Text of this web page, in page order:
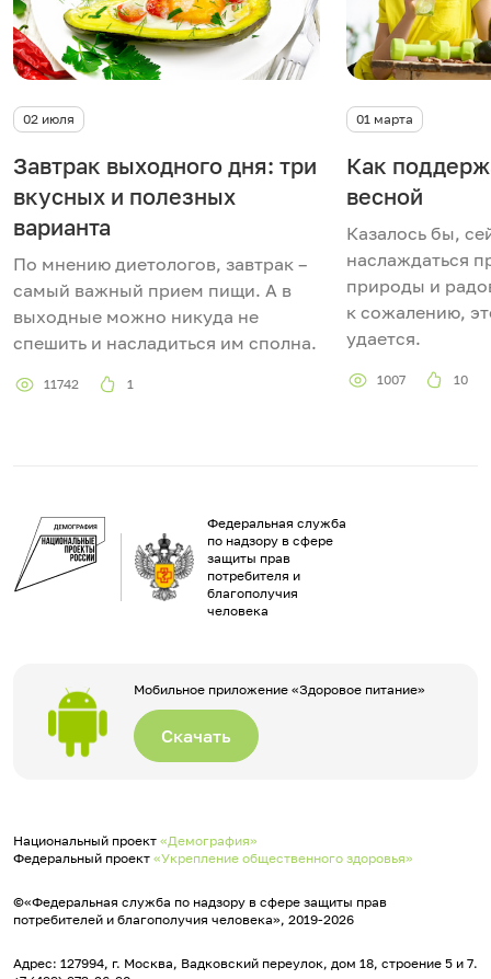
02 июля
Завтрак выходного дня: три
вкусных и полезных
варианта
По мнению диетологов, завтрак –
самый важный прием пищи. А в
выходные можно никуда не
спешить и насладиться им сполна.
11742 1
01 марта
Как
весной
Казалось бы,
наслаждаться
природы и
к сожалению,
удается.
1007 10
Федеральная служба
по надзору в сфере
защиты прав
потребителя и
благополучия
человека
Мобильное приложение «Здоровое питание»
Скачать
Национальный проект «Демография»
Федеральный проект «Укрепление общественного здоровья»
©«Федеральная служба по надзору в сфере защиты прав
потребителей и благополучия человека», 2019-2026
Адрес: 127994, г. Москва, Вадковский переулок, дом 18, строение 5 и 7.